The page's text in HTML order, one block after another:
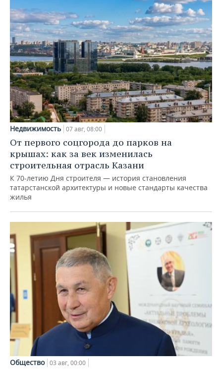
Недвижимость 07 авг, 08:00
От первого соцгорода до парков на
крышах: как за век изменилась
строительная отрасль Казани
К 70-летию Дня строителя — история становления
татарстанской архитектуры и новые стандарты качества
жилья
Общество 03 авг, 00:00